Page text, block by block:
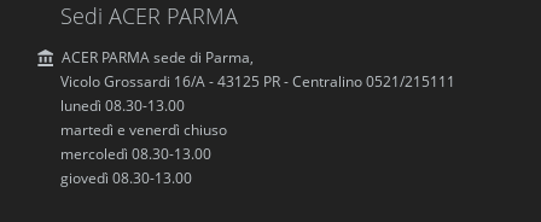
Sedi ACER PARMA
ACER PARMA sede di Parma,
Vicolo Grossardi 16/A - 43125 PR - Centralino 0521/215111
lunedì 08.30-13.00
martedì e venerdì chiuso
mercoledì 08.30-13.00
giovedì 08.30-13.00